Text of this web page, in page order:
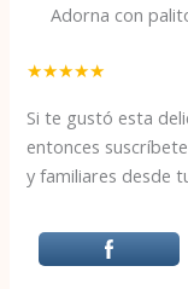
Adorna con
★★★★★
Si te gustó esta
entonces
y familiares desde